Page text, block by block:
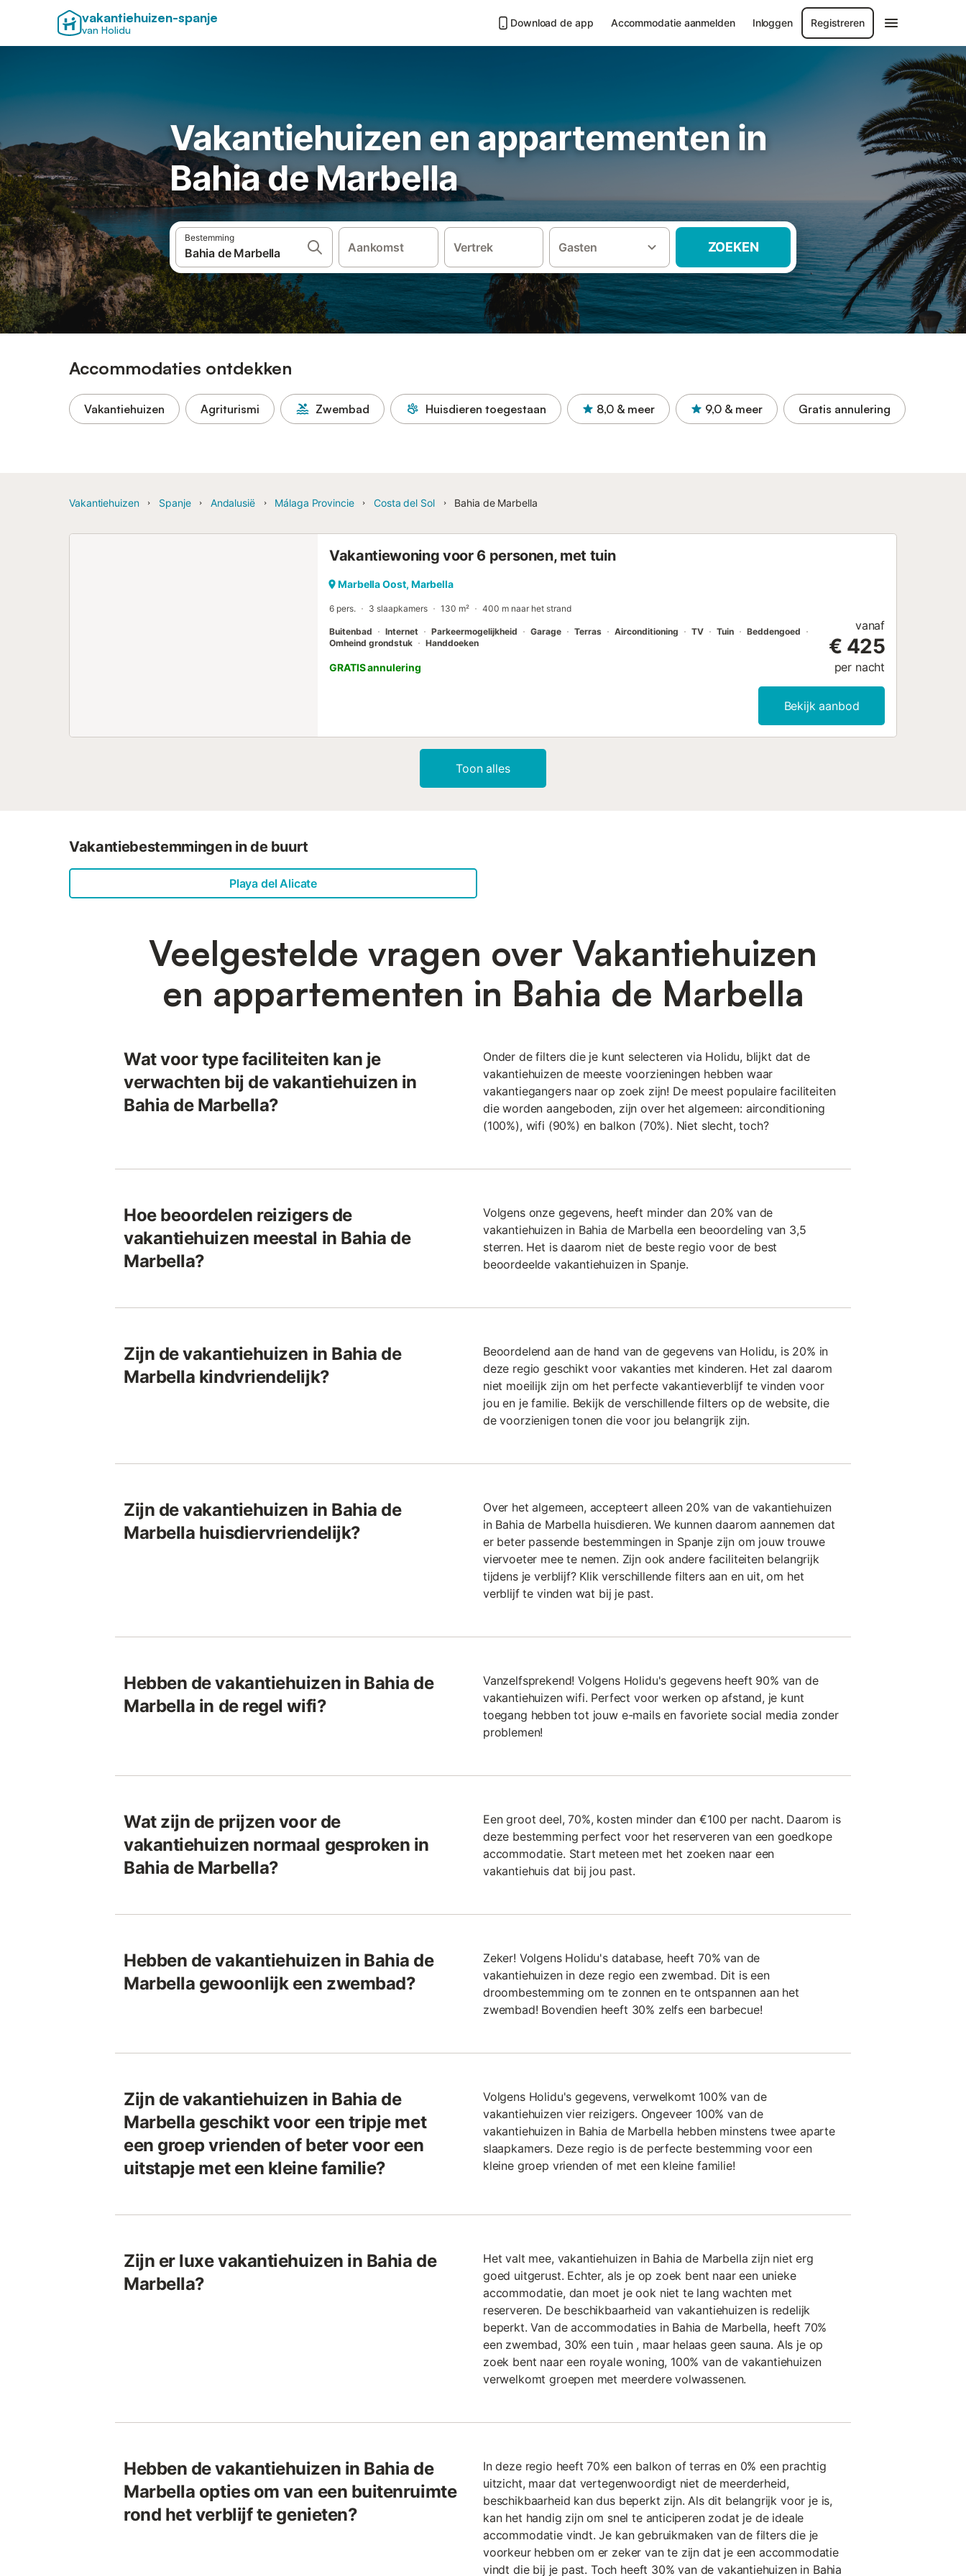
vakantiehuizen-spanje
van Holidu
Download de app Accommodatie aanmelden Inloggen Registreren
Vakantiehuizen en appartementen in
Bahia de Marbella
Bestemming
Aankomst Vertrek Gasten ZOEKEN
Accommodaties ontdekken
Vakantiehuizen Agriturismi Zwembad Huisdieren toegestaan 8,0 & meer 9,0 & meer Gratis annulering
Vakantiehuizen Spanje Andalusië Málaga Provincie Costa del Sol Bahia de Marbella
Vakantiewoning voor 6 personen, met tuin
Marbella Oost, Marbella
6 pers. 3 slaapkamers 130 m² 400 m naar het strand
Buitenbad Internet Parkeermogelijkheid Garage Terras Airconditioning TV Tuin
Beddengoed
Omheind grondstuk
Handdoeken
GRATIS annulering
vanaf
€ 425
per nacht
Bekijk aanbod
Toon alles
Vakantiebestemmingen in de buurt
Playa del Alicate
Veelgestelde vragen over Vakantiehuizen
en appartementen in Bahia de Marbella
Wat voor type faciliteiten kan je
verwachten bij de vakantiehuizen in
Bahia de Marbella?
Onder de filters die je kunt selecteren via Holidu, blijkt dat de
vakantiehuizen de meeste voorzieningen hebben waar
vakantiegangers naar op zoek zijn! De meest populaire faciliteiten
die worden aangeboden, zijn over het algemeen: airconditioning
(100%), wifi (90%) en balkon (70%). Niet slecht, toch?
Hoe beoordelen reizigers de
vakantiehuizen meestal in Bahia de
Marbella?
Volgens onze gegevens, heeft minder dan 20% van de
vakantiehuizen in Bahia de Marbella een beoordeling van 3,5
sterren. Het is daarom niet de beste regio voor de best
beoordeelde vakantiehuizen in Spanje.
Zijn de vakantiehuizen in Bahia de
Marbella kindvriendelijk?
Beoordelend aan de hand van de gegevens van Holidu, is 20% in
deze regio geschikt voor vakanties met kinderen. Het zal daarom
niet moeilijk zijn om het perfecte vakantieverblijf te vinden voor
jou en je familie. Bekijk de verschillende filters op de website, die
de voorzienigen tonen die voor jou belangrijk zijn.
Zijn de vakantiehuizen in Bahia de
Marbella huisdiervriendelijk?
Over het algemeen, accepteert alleen 20% van de vakantiehuizen
in Bahia de Marbella huisdieren. We kunnen daarom aannemen dat
er beter passende bestemmingen in Spanje zijn om jouw trouwe
viervoeter mee te nemen. Zijn ook andere faciliteiten belangrijk
tijdens je verblijf? Klik verschillende filters aan en uit, om het
verblijf te vinden wat bij je past.
Hebben de vakantiehuizen in Bahia de
Marbella in de regel wifi?
Vanzelfsprekend! Volgens Holidu's gegevens heeft 90% van de
vakantiehuizen wifi. Perfect voor werken op afstand, je kunt
toegang hebben tot jouw e-mails en favoriete social media zonder
problemen!
Wat zijn de prijzen voor de
vakantiehuizen normaal gesproken in
Bahia de Marbella?
Een groot deel, 70%, kosten minder dan €100 per nacht. Daarom is
deze bestemming perfect voor het reserveren van een goedkope
accommodatie. Start meteen met het zoeken naar een
vakantiehuis dat bij jou past.
Hebben de vakantiehuizen in Bahia de
Marbella gewoonlijk een zwembad?
Zeker! Volgens Holidu's database, heeft 70% van de
vakantiehuizen in deze regio een zwembad. Dit is een
droombestemming om te zonnen en te ontspannen aan het
zwembad! Bovendien heeft 30% zelfs een barbecue!
Zijn de vakantiehuizen in Bahia de
Marbella geschikt voor een tripje met
een groep vrienden of beter voor een
uitstapje met een kleine familie?
Volgens Holidu's gegevens, verwelkomt 100% van de
vakantiehuizen vier reizigers. Ongeveer 100% van de
vakantiehuizen in Bahia de Marbella hebben minstens twee aparte
slaapkamers. Deze regio is de perfecte bestemming voor een
kleine groep vrienden of met een kleine familie!
Zijn er luxe vakantiehuizen in Bahia de
Marbella?
Het valt mee, vakantiehuizen in Bahia de Marbella zijn niet erg
goed uitgerust. Echter, als je op zoek bent naar een unieke
accommodatie, dan moet je ook niet te lang wachten met
reserveren. De beschikbaarheid van vakantiehuizen is redelijk
beperkt. Van de accommodaties in Bahia de Marbella, heeft 70%
een zwembad, 30% een tuin , maar helaas geen sauna. Als je op
zoek bent naar een royale woning, 100% van de vakantiehuizen
verwelkomt groepen met meerdere volwassenen.
Hebben de vakantiehuizen in Bahia de
Marbella opties om van een buitenruimte
rond het verblijf te genieten?
In deze regio heeft 70% een balkon of terras en 0% een prachtig
uitzicht, maar dat vertegenwoordigt niet de meerderheid,
beschikbaarheid kan dus beperkt zijn. Als dit belangrijk voor je is,
kan het handig zijn om snel te anticiperen zodat je de ideale
accommodatie vindt. Je kan gebruikmaken van de filters die je
voorkeur hebben om er zeker van te zijn dat je een accommodatie
vindt die bij je past. Toch heeft 30% van de vakantiehuizen in Bahia